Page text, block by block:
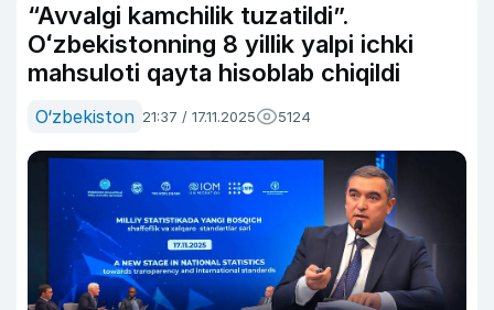
“Avvalgi kamchilik tuzatildi”.
Oʻzbekistonning 8 yillik yalpi ichki
mahsuloti qayta hisoblab chiqildi
O‘zbekiston 21:37 / 17.11.2025 5124